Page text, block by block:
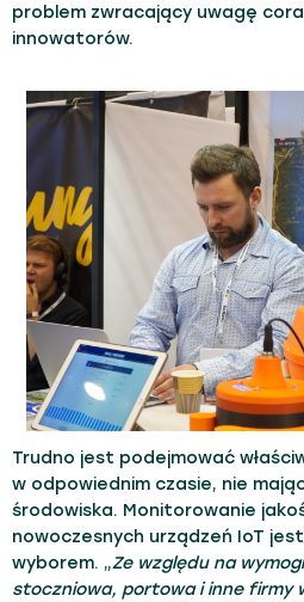
problem zwracający uwagę
innowatorów.
Trudno jest podejmować
w odpowiednim czasie, nie
środowiska. Monitorowanie
nowoczesnych urządzeń IoT
wyborem. „Ze względu na
stoczniowa, portowa i inne firmy